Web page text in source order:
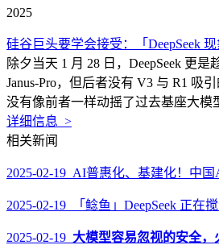
2025
硅谷巨头要学会接受：「DeepSeek
除夕当天 1 月 28 日，DeepSeek 更
Janus-Pro，但后者没有 V3 与 R1 吸
没有像前者一样动摇了过去基座大模
详细信息 >
相关新闻
2025-02-19 AI普惠化、基建化！中
2025-02-19 「鲶鱼」DeepSeek 正在
2025-02-19 大模型容易忽视的安全，